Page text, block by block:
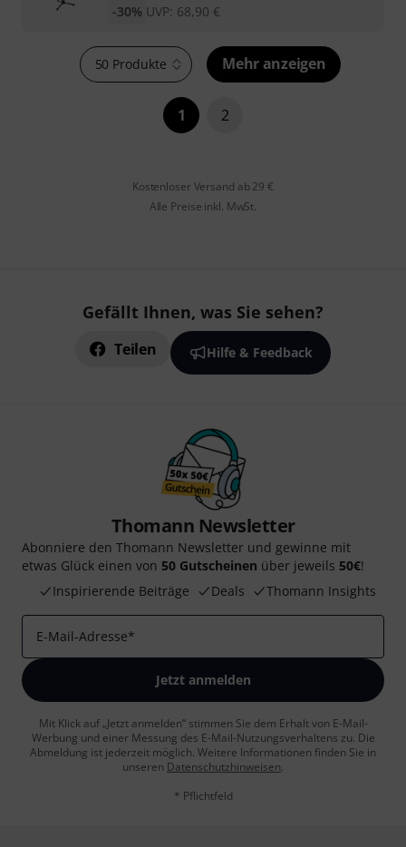
UVP: 68,90 €
-30%
50 Produkte Mehr anzeigen
1 2
Kostenloser Versand ab 29 €
Alle Preise inkl. MwSt.
Gefällt Ihnen, was Sie sehen?
Teilen Hilfe & Feedback
Thomann Newsletter
Abonniere den Thomann Newsletter und gewinne mit
etwas Glück einen von 50 Gutscheinen über jeweils 50€!
Inspirierende Beiträge
Deals Thomann Insights
E-Mail-Adresse*
Jetzt anmelden
Mit Klick auf „Jetzt anmelden“ stimmen Sie dem Erhalt von E-Mail-
Werbung und einer Messung des E-Mail-Nutzungsverhaltens zu. Die
Abmeldung ist jederzeit möglich. Weitere Informationen finden Sie in
unseren Datenschutzhinweisen.
* Pflichtfeld